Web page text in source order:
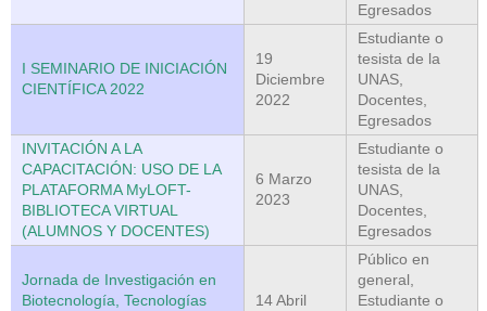
Egresados
I SEMINARIO DE INICIACIÓN
CIENTÍFICA 2022
19
Diciembre
2022
Estudiante o
tesista de la
UNAS,
Docentes,
Egresados
INVITACIÓN A LA
CAPACITACIÓN: USO DE LA
PLATAFORMA MyLOFT-
BIBLIOTECA VIRTUAL
(ALUMNOS Y DOCENTES)
6 Marzo
2023
Estudiante o
tesista de la
UNAS,
Docentes,
Egresados
Jornada de Investigación en
Biotecnología, Tecnologías
14 Abril
Público en
general,
Estudiante o